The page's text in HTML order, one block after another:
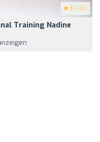
5 (140)
Training Nadine